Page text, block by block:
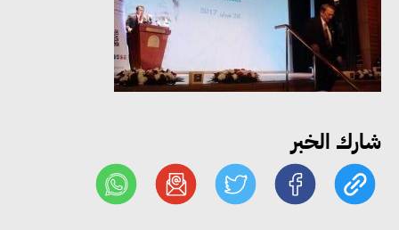
شارك الخبر
وزير الصناعة يبحث مع البرازيل و
الصين تعزيز الشراكات الصناعية
وجذب استثمارات جديدة إلى مصر
رغبات المرحلة الأولى.. والوزارة تدعو
الطلاب إلى سرعة التسجيل وعدم